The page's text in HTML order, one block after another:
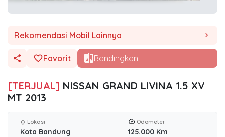
Rekomendasi Mobil Lainnya chevron_right
Favorit Bandingkan
[TERJUAL] NISSAN GRAND LIVINA 1.5 XV
MT 2013
location_on Lokasi
Kota Bandung
Odometer
125.000 Km